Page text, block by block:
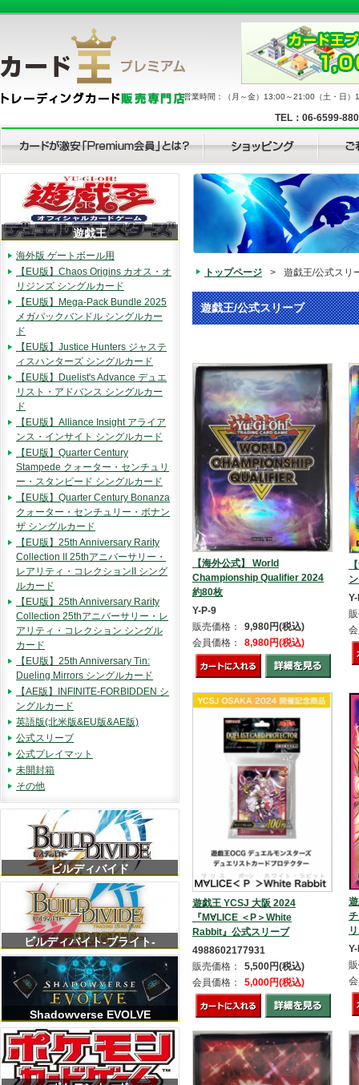
営業時間：（月～金）13:00～21:00（土・日
TEL：06-6599-
トップページ > 遊戯王/公式スリ
遊戯王/公式スリーブ
【海外公式】 World
Championship Qualifier 2024
約80枚
Y-P-9
販売価格：
9,980円(税込)
会員価格：
8,980円(税込)
遊戯王 YCSJ 大阪 2024
『M∀LICE ＜P＞White
Rabbit』公式スリーブ
4988602177931
販売価格：
5,500円(税込)
会員価格：
5,000円(税込)
遊戯王
海外版 ゲートボール用
【EU版】Chaos Origins カオス・オ
リジンズ シングルカード
【EU版】Mega-Pack Bundle 2025
メガパックバンドル シングルカー
ド
【EU版】Justice Hunters ジャステ
ィスハンターズ シングルカード
【EU版】Duelist's Advance デュエ
リスト・アドバンス シングルカー
ド
【EU版】Alliance Insight アライア
ンス・インサイト シングルカード
【EU版】Quarter Century
Stampede クォーター・センチュリ
ー・スタンピード シングルカード
【EU版】Quarter Century Bonanza
クォーター・センチュリー・ボナン
ザ シングルカード
【EU版】25th Anniversary Rarity
Collection II 25thアニバーサリー・
レアリティ・コレクションII シング
ルカード
【EU版】25th Anniversary Rarity
Collection 25thアニバーサリー・レ
アリティ・コレクション シングル
カード
【EU版】25th Anniversary Tin:
Dueling Mirrors シングルカード
【AE版】INFINITE-FORBIDDEN シ
ングルカード
英語版(北米版&EU版&AE版)
公式スリーブ
公式プレイマット
未開封箱
その他
ビルディバイド
ビルディバイト-ブライト-
Shadowverse EVOLVE